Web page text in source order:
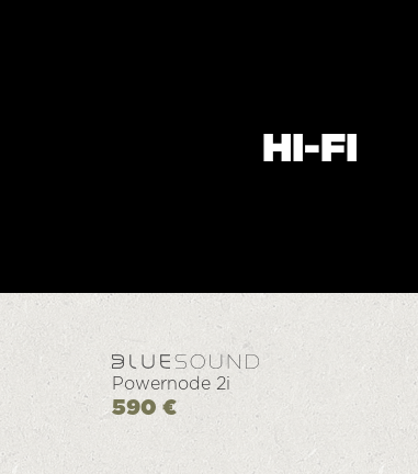
HI-FI
Powernode 2i
590 €